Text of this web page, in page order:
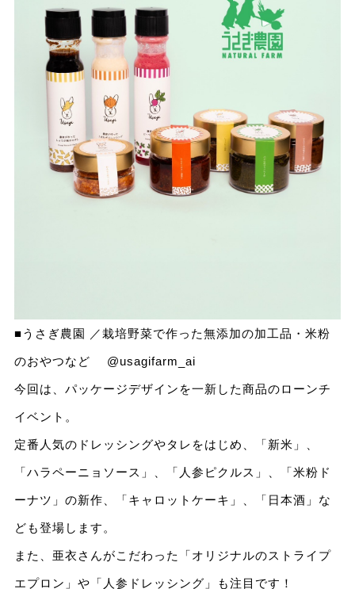
■うさぎ農園 ／栽培野菜で作った無添加の加工品・米粉
のおやつなど @usagifarm_ai
今回は、パッケージデザインを一新した商品のローンチ
イベント。
定番人気のドレッシングやタレをはじめ、「新米」、
「ハラペーニョソース」、「人参ピクルス」、「米粉ド
ーナツ」の新作、「キャロットケーキ」、「日本酒」な
ども登場します。
また、亜衣さんがこだわった「オリジナルのストライプ
エプロン」や「人参ドレッシング」も注目です！